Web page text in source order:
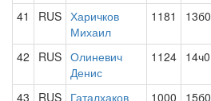
41 RUS Харичков
Михаил
1181 13б0
42 RUS Олиневич
Денис
1124 14ч0
43 RUS Гаталхаков
1000 15б0